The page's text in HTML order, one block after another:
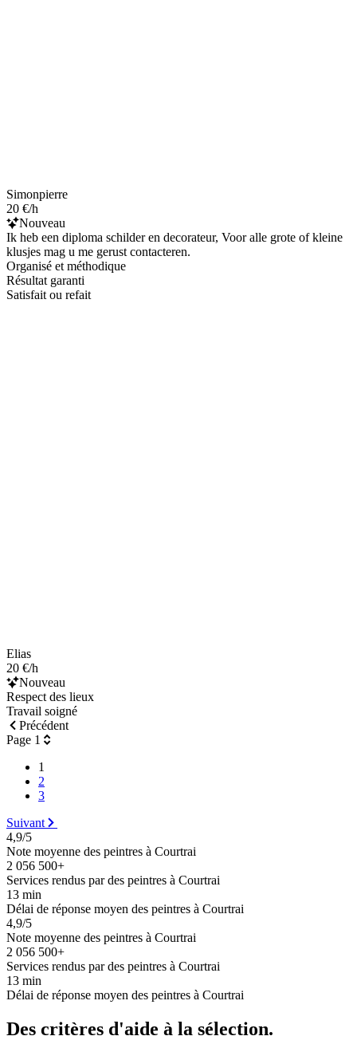
Simonpierre
20 €/h
Nouveau
Ik heb een diploma schilder en decorateur, Voor alle grote of kleine
klusjes mag u me gerust contacteren.
Organisé et méthodique
Résultat garanti
Satisfait ou refait
Elias
20 €/h
Nouveau
Respect des lieux
Travail soigné
Précédent
Page 1
1
2
3
Suivant
4,9/5
Note moyenne des peintres à Courtrai
2 056 500+
Services rendus par des peintres à Courtrai
13 min
Délai de réponse moyen des peintres à Courtrai
4,9/5
Note moyenne des peintres à Courtrai
2 056 500+
Services rendus par des peintres à Courtrai
13 min
Délai de réponse moyen des peintres à Courtrai
Des critères d'aide à la sélection.